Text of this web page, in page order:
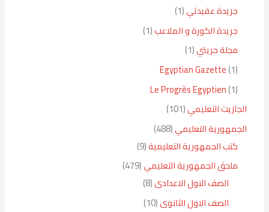
جريدة عقيدتي 1
جريدة الكورة و الملاعب 1
مجلة حريتي 1
Egyptian Gazette 1
Le Progrès Egyptien 1
الجازيت التعليمي 101
الجمهورية التعليمي 488
كتب الجمهورية التعليمية 9
ملحق الجمهورية التعليمي 479
الصف الاول الاعدادى 8
الصف الاول الثانوى 10